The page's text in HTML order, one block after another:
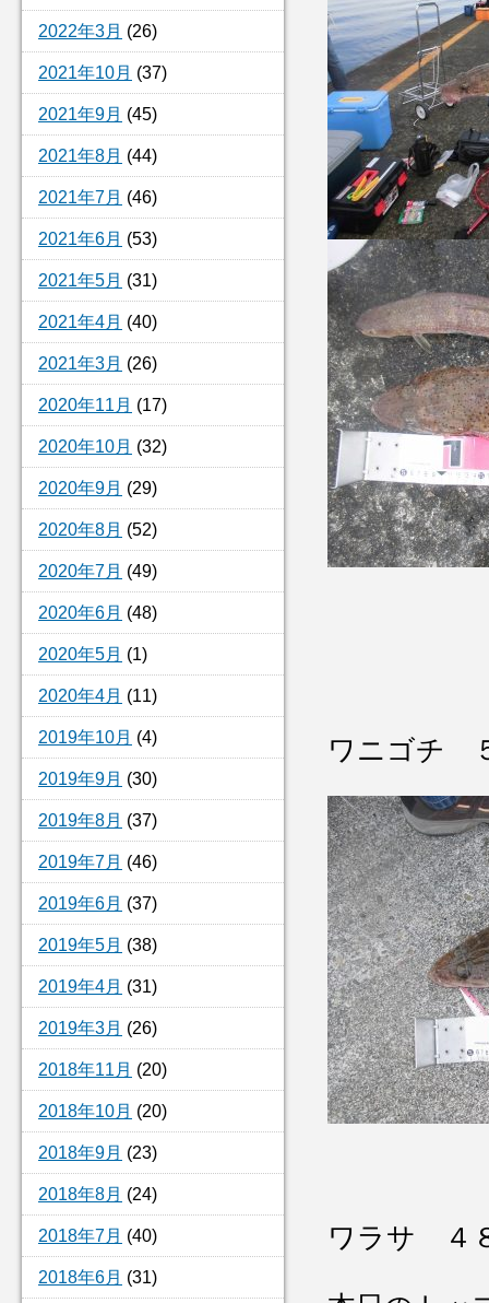
2022年3月 (26)
2021年10月 (37)
2021年9月 (45)
2021年8月 (44)
2021年7月 (46)
2021年6月 (53)
2021年5月 (31)
2021年4月 (40)
2021年3月 (26)
2020年11月 (17)
2020年10月 (32)
2020年9月 (29)
2020年8月 (52)
2020年7月 (49)
2020年6月 (48)
2020年5月 (1)
2020年4月 (11)
2019年10月 (4)
2019年9月 (30)
2019年8月 (37)
2019年7月 (46)
2019年6月 (37)
2019年5月 (38)
2019年4月 (31)
2019年3月 (26)
2018年11月 (20)
2018年10月 (20)
2018年9月 (23)
2018年8月 (24)
2018年7月 (40)
2018年6月 (31)
ワニゴチ
ワラサ ４